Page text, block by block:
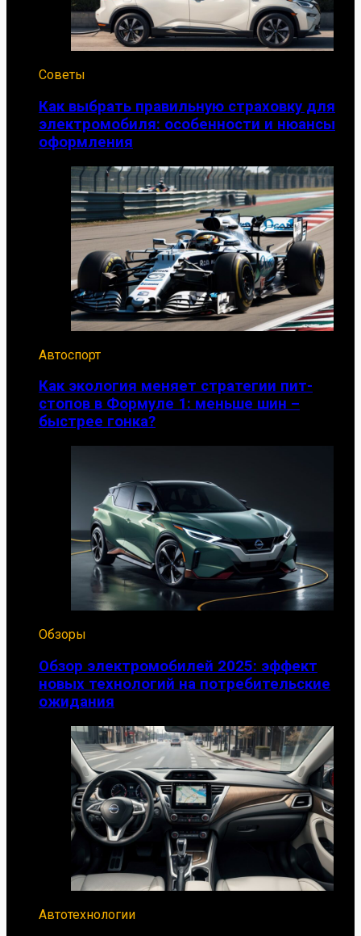
Советы
Как выбрать правильную страховку для
электромобиля: особенности и нюансы
оформления
Автоспорт
Как экология меняет стратегии пит-
стопов в Формуле 1: меньше шин –
быстрее гонка?
Обзоры
Обзор электромобилей 2025: эффект
новых технологий на потребительские
ожидания
Автотехнологии